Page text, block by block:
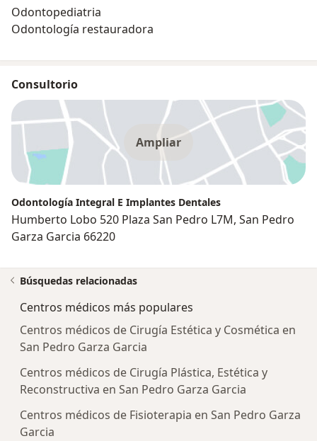
Odontopediatria
Odontología restauradora
Consultorio
Ampliar
Odontología Integral E Implantes Dentales
Humberto Lobo 520 Plaza San Pedro L7M, San Pedro
Garza Garcia 66220
Búsquedas relacionadas
Centros médicos más populares
Centros médicos de Cirugía Estética y Cosmética en
San Pedro Garza Garcia
Centros médicos de Cirugía Plástica, Estética y
Reconstructiva en San Pedro Garza Garcia
Centros médicos de Fisioterapia en San Pedro Garza
Garcia